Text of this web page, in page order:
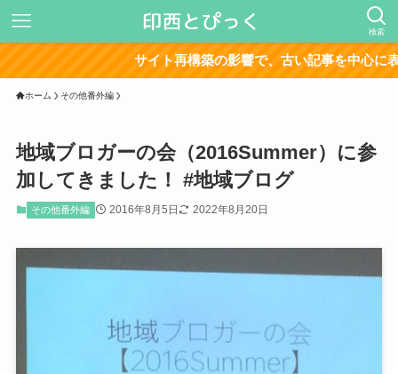
検索
サイト再構築の影響で、古い記事を中心に表示が崩れている
ホーム その他番外編
地域ブロガーの会（2016Summer）に参
加してきました！ #地域ブログ
その他番外編 2016年8月5日 2022年8月20日